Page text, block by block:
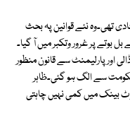
تھی۔وہ نئے قوانین پہ بحث
بوتے پر غرور وتکبر میں آ گیا۔
اور پارلیمنٹ سے قانون منظور
سے الگ ہو گئی۔ظاہر
بینک میں کمی نہیں چاہتی